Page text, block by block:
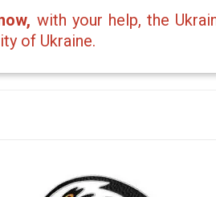
with your help, the
of Ukraine.